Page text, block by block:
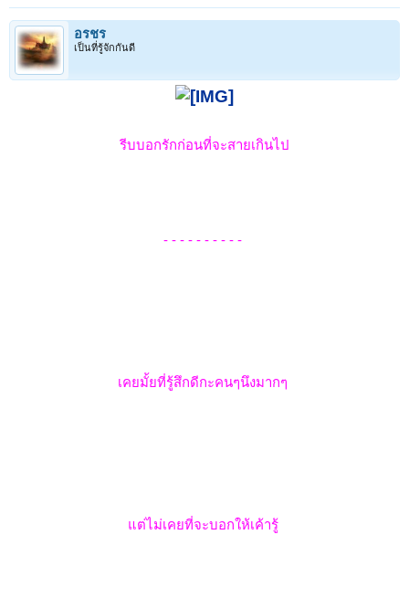
อรชร
เป็นที่รู้จักกันดี
รีบบอกรักก่อนที่จะสายเกินไป
- - - - - - - - - -
เคยมั้ยที่รู้สึกดีกะคนๆนึงมากๆ
แต่ไม่เคยที่จะบอกให้เค้ารู้